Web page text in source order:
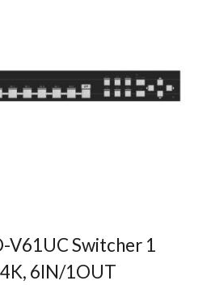
V61UC Switcher 1
6IN/1OUT